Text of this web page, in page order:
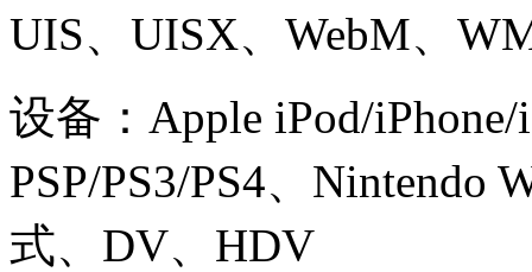
UIS、UISX、WebM、
设备：Apple iPod/
PSP/PS3/PS4、Nintendo
式、DV、HDV